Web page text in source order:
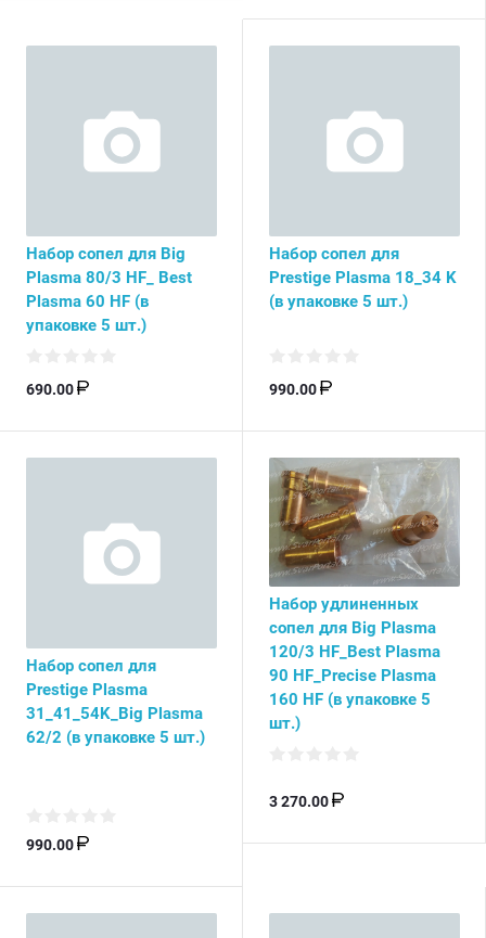
Набор сопел для Big
Plasma 80/3 HF_ Best
Plasma 60 HF (в
упаковке 5 шт.)
690.00
Набор сопел для
Prestige Plasma 18_34 K
(в упаковке 5 шт.)
990.00
Набор сопел для
Prestige Plasma
31_41_54K_Big Plasma
62/2 (в упаковке 5 шт.)
990.00
Набор удлиненных
сопел для Big Plasma
120/3 HF_Best Plasma
90 HF_Precise Plasma
160 HF (в упаковке 5
шт.)
3 270.00